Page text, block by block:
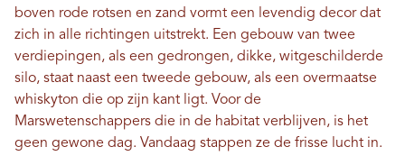
boven rode rotsen en zand vormt een levendig decor dat
zich in alle richtingen uitstrekt. Een gebouw van twee
verdiepingen, als een gedrongen, dikke, witgeschilderde
silo, staat naast een tweede gebouw, als een overmaatse
whiskyton die op zijn kant ligt. Voor de
Marswetenschappers die in de habitat verblijven, is het
geen gewone dag. Vandaag stappen ze de frisse lucht in.